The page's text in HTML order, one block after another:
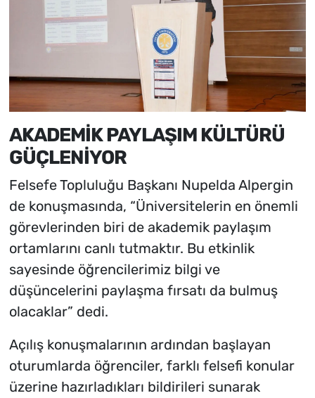
AKADEMİK PAYLAŞIM KÜLTÜRÜ
GÜÇLENİYOR
Felsefe Topluluğu Başkanı Nupelda Alpergin
de konuşmasında, “Üniversitelerin en önemli
görevlerinden biri de akademik paylaşım
ortamlarını canlı tutmaktır. Bu etkinlik
sayesinde öğrencilerimiz bilgi ve
düşüncelerini paylaşma fırsatı da bulmuş
olacaklar” dedi.
Açılış konuşmalarının ardından başlayan
oturumlarda öğrenciler, farklı felsefi konular
üzerine hazırladıkları bildirileri sunarak